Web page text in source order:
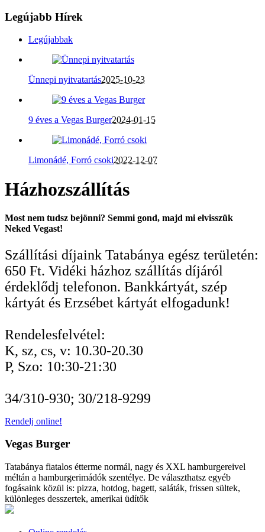
Legújabb Hírek
Legújabbak
Ünnepi nyitvatartás2025-10-23
9 éves a Vegas Burger2024-01-15
Limonádé, Forró csoki2022-12-07
Házhozszállítás
Most nem tudsz bejönni? Semmi gond, majd mi elvisszük
Neked Vegast!
Szállítási díjaink Tatabánya egész területén:
650 Ft. Vidéki házhoz szállítás díjáról
érdeklődj telefonon. Bankkártyát, szép
kártyát és Erzsébet kártyát elfogadunk!
Rendelesfelvétel:
K, sz, cs, v: 10.30-20.30
P, Szo: 10:30-21:30
34/310-930; 30/218-9299
Rendelj online!
Vegas Burger
Tatabánya fiatalos étterme normál, nagy és XXL hamburgereivel
méltán a hamburgerimádók szentélye. De választhatsz egyéb
fogásaink közül is: pizza, hotdog, bagett, saláták, frissen sültek,
különleges desszertek, amerikai üdítők